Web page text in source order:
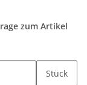
zum Artikel
Stück